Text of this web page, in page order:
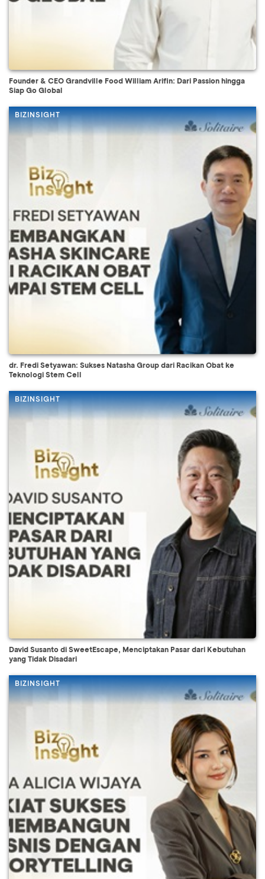
Founder & CEO Grandville Food William Arifin: Dari Passion hingga
Siap Go Global
BIZINSIGHT
dr. Fredi Setyawan: Sukses Natasha Group dari Racikan Obat ke
Teknologi Stem Cell
BIZINSIGHT
David Susanto di SweetEscape, Menciptakan Pasar dari Kebutuhan
yang Tidak Disadari
BIZINSIGHT